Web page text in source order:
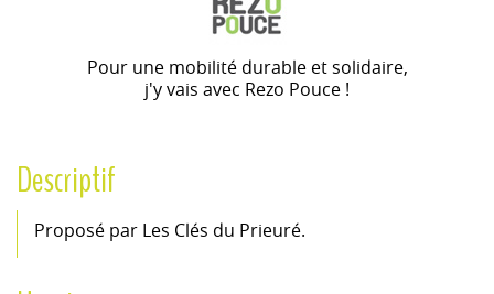
Pour une mobilité durable et solidaire,
j'y vais avec Rezo Pouce !
Descriptif
Proposé par Les Clés du Prieuré.